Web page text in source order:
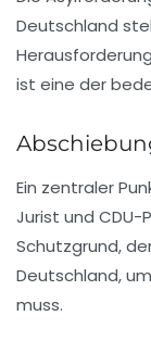
Deutschland
ist eine der
Ein zentraler
Jurist und
Schutzgrund,
Deutschland,
muss.